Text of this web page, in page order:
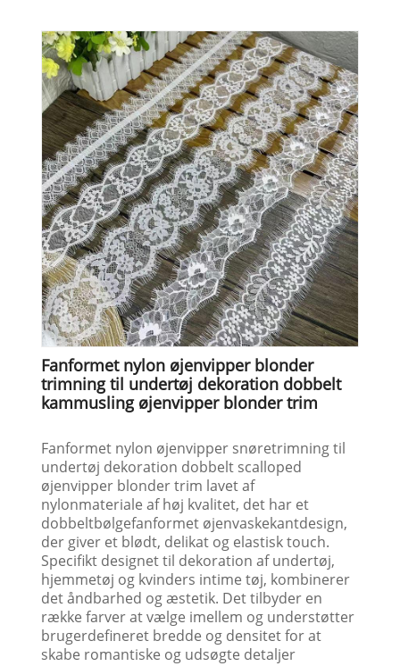
Fanformet nylon øjenvipper blonder
trimning til undertøj dekoration dobbelt
kammusling øjenvipper blonder trim
Fanformet nylon øjenvipper snøretrimning til
undertøj dekoration dobbelt scalloped
øjenvipper blonder trim lavet af
nylonmateriale af høj kvalitet, det har et
dobbeltbølgefanformet øjenvaskekantdesign,
der giver et blødt, delikat og elastisk touch.
Specifikt designet til dekoration af undertøj,
hjemmetøj og kvinders intime tøj, kombinerer
det åndbarhed og æstetik. Det tilbyder en
række farver at vælge imellem og understøtter
brugerdefineret bredde og densitet for at
skabe romantiske og udsøgte detaljer